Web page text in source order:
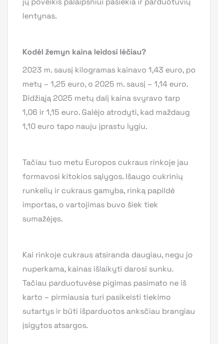
lentynas.
Kodėl žemyn kaina leidosi lėčiau?
2023 m. sausį kilogramas kainavo 1,43 euro, po
metų – 1,25 euro, o 2025 m. sausį – 1,14 euro.
Didžiąją 2025 metų dalį kaina svyravo tarp
1,06 ir 1,15 euro. Galėjo atrodyti, kad maždaug
1,10 euro tapo nauju įprastu lygiu.
Tačiau tuo metu Europos cukraus rinkoje jau
formavosi kitokios sąlygos. Išaugo cukrinių
runkelių ir cukraus gamyba, rinką papildė
importas, o vartojimas buvo šiek tiek
sumažėjęs.
Kai rinkoje cukraus atsiranda daugiau, negu jo
nuperkama, kainas išlaikyti darosi sunku.
Tačiau parduotuvėse pigimas pasimato ne iš
karto – pirmiausia turi pasikeisti tiekimo
sutartys ir būti išparduotos anksčiau brangiau
įsigytos atsargos.